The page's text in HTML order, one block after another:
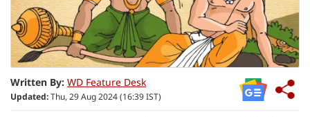
Written By: WD Feature Desk
Updated:Thu, 29 Aug 2024 (16:39 IST)